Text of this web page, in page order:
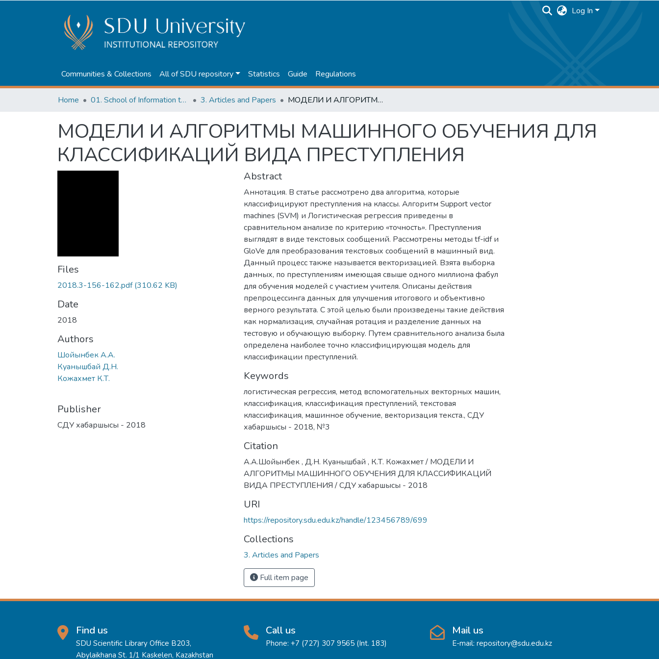
Log In
Communities & Collections All of SDU repository Statistics Guide Regulations
Home 01. School of Information technologies and Applied mathematics 3. Articles and Papers МОДЕЛИ И АЛГОРИТМЫ МАШИННОГО ОБУЧЕНИЯ ДЛЯ КЛАССИФИКАЦИЙ ВИДА ПРЕСТУПЛЕНИЯ
МОДЕЛИ И АЛГОРИТМЫ МАШИННОГО ОБУЧЕНИЯ ДЛЯ
КЛАССИФИКАЦИЙ ВИДА ПРЕСТУПЛЕНИЯ
Files
2018.3-156-162.pdf(310.62 KB)
Date
2018
Authors
Шойынбек А.А.
Куанышбай Д.Н.
Кожахмет К.Т.
Publisher
СДУ хабаршысы - 2018
Abstract
Аннотация. В статье рассмотрено два алгоритма, которые
классифицируют преступления на классы. Алгоритм Support vector
machines (SVM) и Логистическая регрессия приведены в
сравнительном анализе по критерию «точность». Преступления
выглядят в виде текстовых сообщений. Рассмотрены методы tf-idf и
GloVe для преобразования текстовых сообщений в машинный вид.
Данный процесс также называется векторизацией. Взята выборка
данных, по преступлениям имеющая свыше одного миллиона фабул
для обучения моделей с участием учителя. Описаны действия
препроцессинга данных для улучшения итогового и объективно
верного результата. С этой целью были произведены такие действия
как нормализация, случайная ротация и разделение данных на
тестовую и обучающую выборку. Путем сравнительного анализа была
определена наиболее точно классифицирующая модель для
классификации преступлений.
Keywords
логистическая регрессия, метод вспомогательных векторных машин,
классификация, классификация преступлений, текстовая
классификация, машинное обучение, векторизация текста., СДУ
хабаршысы - 2018, №3
Citation
А.А.Шойынбек , Д.Н. Куанышбай , К.Т. Кожахмет / МОДЕЛИ И
АЛГОРИТМЫ МАШИННОГО ОБУЧЕНИЯ ДЛЯ КЛАССИФИКАЦИЙ
ВИДА ПРЕСТУПЛЕНИЯ / СДУ хабаршысы - 2018
URI
https://repository.sdu.edu.kz/handle/123456789/699
Collections
3. Articles and Papers
Full item page
Find us
SDU Scientific Library Office B203,
Abylaikhana St. 1/1 Kaskelen, Kazakhstan
Call us
Phone: +7 (727) 307 9565 (Int. 183)
Mail us
E-mail: repository@sdu.edu.kz